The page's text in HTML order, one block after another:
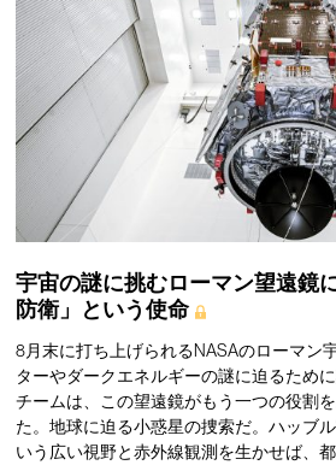
宇宙の謎に挑むローマン望遠鏡
防衛」という使命
8月末に打ち上げられるNASAのローマン
ターやダークエネルギーの謎に迫るため
チームは、この望遠鏡がもう一つの役割
た。地球に迫る小惑星の捜索だ。ハッブ
いう広い視野と赤外線観測を生かせば、